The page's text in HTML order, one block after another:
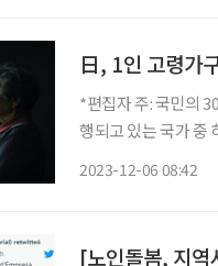
日, 1인 고령가
*편집자 주: 국민의
행되고 있는 국가 중 하나인
2023-12-06 08:42